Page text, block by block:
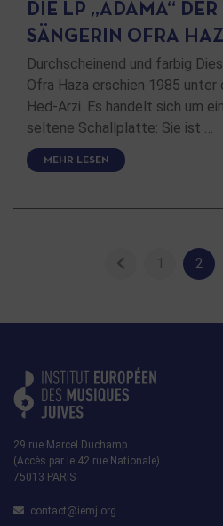
DIE LP „ADAMA“
SÄNGERIN OFRA
Durchscheinend und farbig
Ofra Haza erschien 1985 unter
Hed-Arzi. Es handelt sich um
seltene Schallplatte: Sie ist …
MEHR LESEN
1 2
29 rue Marcel Duchamp
(Accès par le 42 rue Nationale)
75013 PARIS
contact@iemj.org